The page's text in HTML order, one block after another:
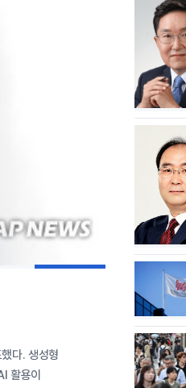
다. 생성형
활용이